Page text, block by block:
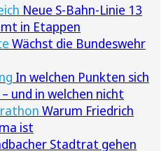
Neue S-Bahn-Linie 13
in Etappen
Wächst die Bundeswehr
In welchen Punkten sich
und in welchen nicht
Warum Friedrich
ist
Stadtrat gehen